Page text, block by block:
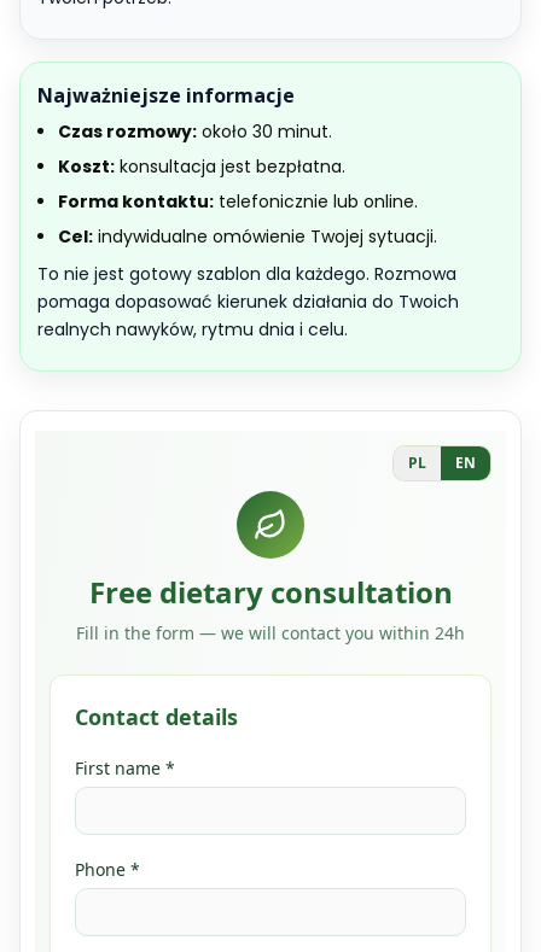
Najważniejsze informacje
Czas rozmowy: około 30 minut.
Koszt: konsultacja jest bezpłatna.
Forma kontaktu: telefonicznie lub online.
Cel: indywidualne omówienie Twojej sytuacji.
To nie jest gotowy szablon dla każdego. Rozmowa
pomaga dopasować kierunek działania do Twoich
realnych nawyków, rytmu dnia i celu.